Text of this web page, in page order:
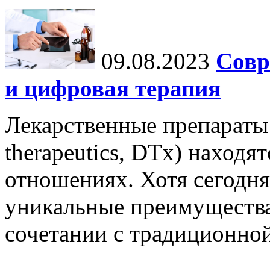
09.08.2023
и цифровая терапия
Лекарственные
therapeutics, DTx)
отношениях. Хотя
уникальные
сочетании с